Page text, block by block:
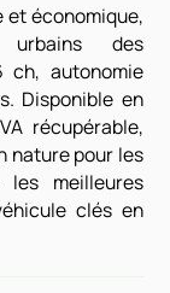
et économique,
des
ch, autonomie
Disponible en
récupérable,
nature pour les
les meilleures
clés en